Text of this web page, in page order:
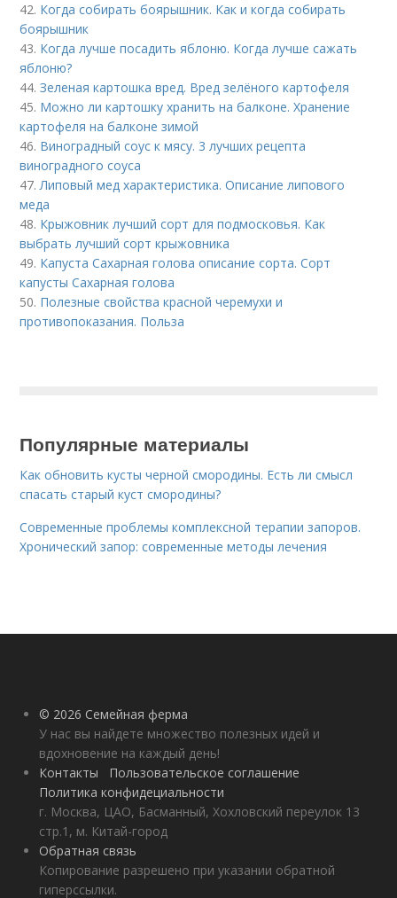
42. Когда собирать боярышник. Как и когда собирать
боярышник
43. Когда лучше посадить яблоню. Когда лучше сажать
яблоню?
44.Зеленая картошка вред. Вред зелёного картофеля
45. Можно ли картошку хранить на балконе. Хранение
картофеля на балконе зимой
46. Виноградный соус к мясу. 3 лучших рецепта
виноградного соуса
47.Липовый мед характеристика. Описание липового
меда
48. Крыжовник лучший сорт для подмосковья. Как
выбрать лучший сорт крыжовника
49. Капуста Сахарная голова описание сорта. Сорт
капусты Сахарная голова
50. Полезные свойства красной черемухи и
противопоказания. Польза
Популярные материалы
Как обновить кусты черной смородины. Есть ли смысл
спасать старый куст смородины?
Современные проблемы комплексной терапии запоров.
Хронический запор: современные методы лечения
© 2026 Семейная ферма
У нас вы найдете множество полезных идей и
вдохновение на каждый день!
Контакты
Пользовательское соглашение
Политика конфидециальности
г. Москва, ЦАО, Басманный, Хохловский переулок 13
стр.1, м. Китай-город
Обратная связь
Копирование разрешено при указании обратной
гиперссылки.